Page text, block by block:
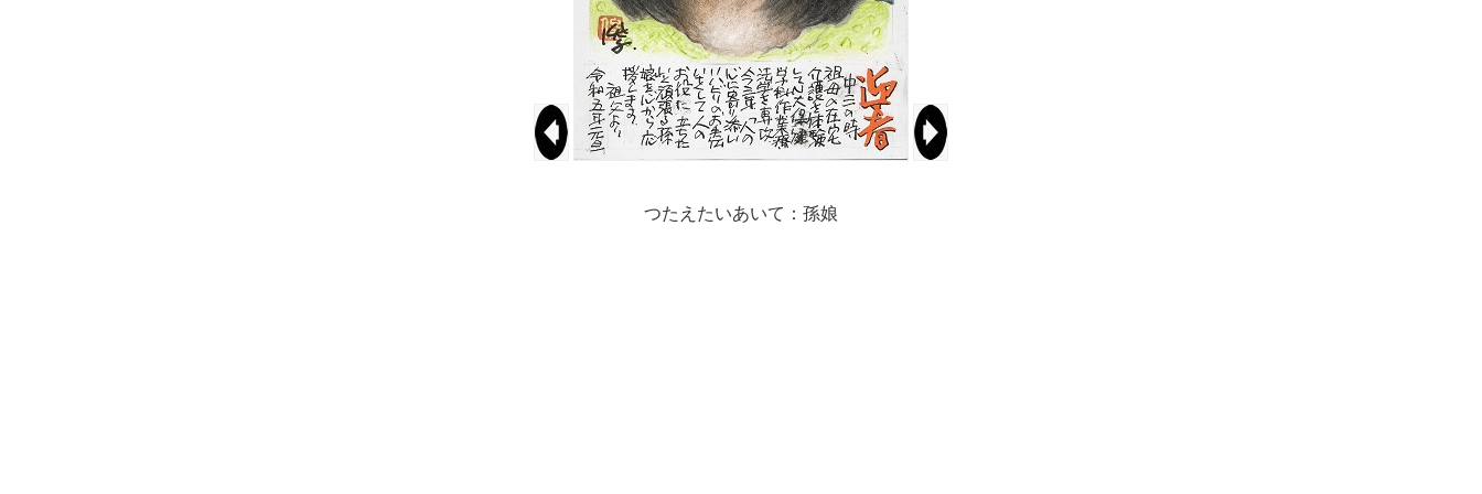
つたえたいあいて：孫娘